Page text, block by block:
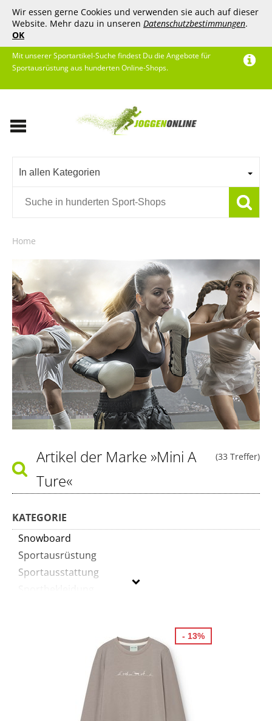
Wir essen gerne Cookies und verwenden sie auch auf dieser
Website. Mehr dazu in unseren Datenschutzbestimmungen.
OK
Mit unserer Sportartikel-Suche findest Du die Angebote für
Sportausrüstung aus hunderten Online-Shops.
In allen Kategorien
Home
(33 Treffer)
Artikel der Marke »Mini A
Ture«
KATEGORIE
Snowboard
Sportausrüstung
Sportausstattung
- 13%